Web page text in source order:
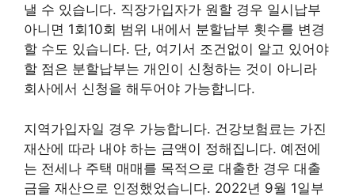
낼 수 있습니다. 직장가입자가 원할 경우 일시납부
아니면 1회10회 범위 내에서 분할납부 횟수를 변경
할 수도 있습니다. 단, 여기서 조건없이 알고 있어야
할 점은 분할납부는 개인이 신청하는 것이 아니라
회사에서 신청을 해두어야 가능합니다.
지역가입자일 경우 가능합니다. 건강보험료는 가진
재산에 따라 내야 하는 금액이 정해집니다. 예전에
는 전세나 주택 매매를 목적으로 대출한 경우 대출
금을 재산으로 인정했었습니다. 2022년 9월 1일부